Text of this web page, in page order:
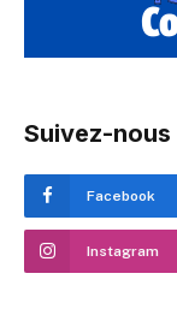
Suivez-nous
Facebook
Instagram